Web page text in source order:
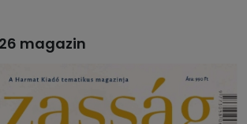
magazin